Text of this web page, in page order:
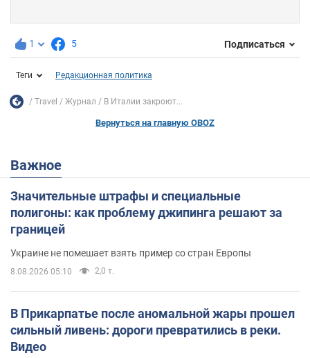
1 5 Подписаться
Теги Редакционная политика
Travel Журнал В Италии закроют...
Вернуться на главную OBOZ
Важное
Значительные штрафы и специальные
полигоны: как проблему джипинга решают за
границей
Украине не помешает взять пример со стран Европы
8.08.2026 05:10 2,0 т.
В Прикарпатье после аномальной жары прошел
сильный ливень: дороги превратились в реки.
Видео